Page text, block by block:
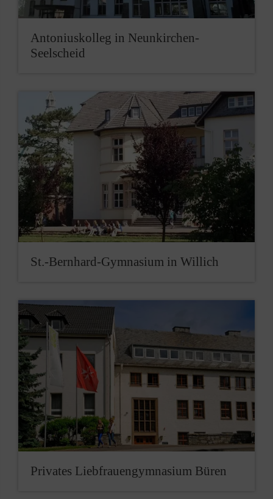
Antoniuskolleg in Neunkirchen-
Seelscheid
St.-Bernhard-Gymnasium in Willich
Privates Liebfrauen­gymnasium Büren